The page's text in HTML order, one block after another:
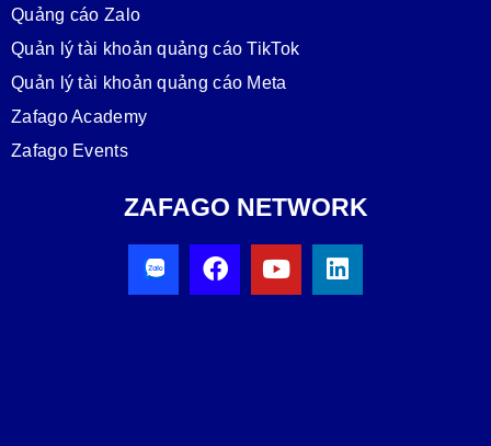
Quảng cáo Zalo
Quản lý tài khoản quảng cáo TikTok
Quản lý tài khoản quảng cáo Meta
Zafago Academy
Zafago Events
ZAFAGO NETWORK